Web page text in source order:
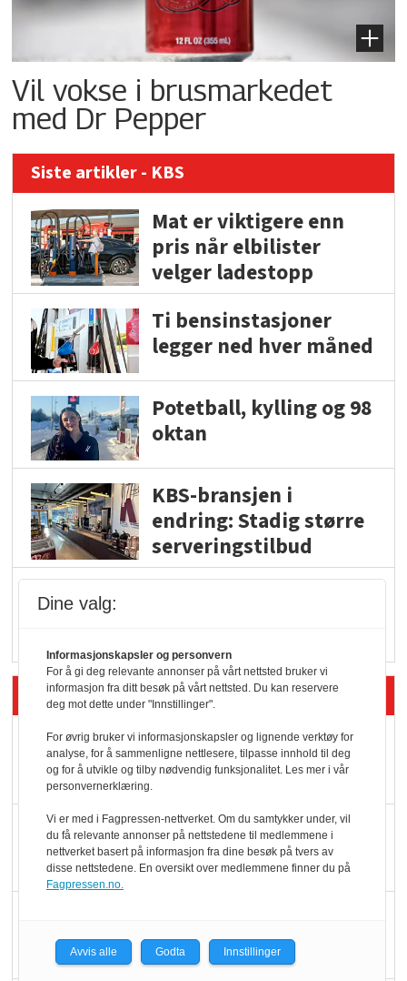
Vil vokse i brusmarkedet
med Dr Pepper
Siste artikler - KBS
Mat er viktigere enn
pris når elbilister
velger ladestopp
Ti bensinstasjoner
legger ned hver måned
Potetball, kylling og 98
oktan
KBS-bransjen i
endring: Stadig større
serveringstilbud
Siste artikler - Butikk i praksis
Rema-flaggskip
dundrer videre
Slik opprettholdes
ølsalget
hyller
Dine valg:
Informasjonskapsler og personvern
For å gi deg relevante annonser på vårt nettsted bruker vi
informasjon fra ditt besøk på vårt nettsted. Du kan reservere
deg mot dette under "Innstillinger".
For øvrig bruker vi informasjonskapsler og lignende verktøy for
analyse, for å sammenligne nettlesere, tilpasse innhold til deg
og for å utvikle og tilby nødvendig funksjonalitet. Les mer i vår
personvernerklæring.
Vi er med i Fagpressen-nettverket. Om du samtykker under, vil
du få relevante annonser på nettstedene til medlemmene i
nettverket basert på informasjon fra dine besøk på tvers av
disse nettstedene. En oversikt over medlemmene finner du på
Fagpressen.no.
Avvis alle Godta Innstillinger